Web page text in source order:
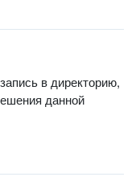
в директорию,
данной